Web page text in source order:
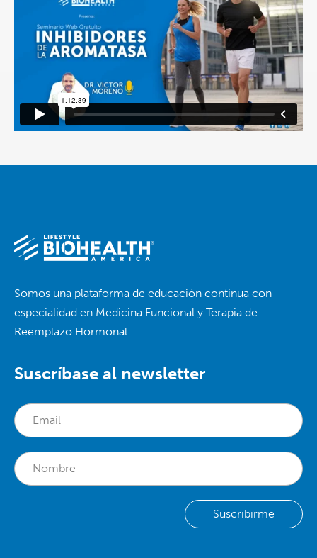
Somos una plataforma de educación continua con
especialidad en Medicina Funcional y Terapia de
Reemplazo Hormonal.
Suscríbase al newsletter